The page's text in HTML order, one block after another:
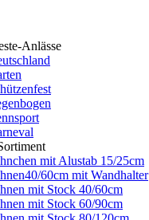
Anlässe
mit Alustab 15/25cm
60cm mit Wandhalter
mit Stock 40/60cm
mit Stock 60/90cm